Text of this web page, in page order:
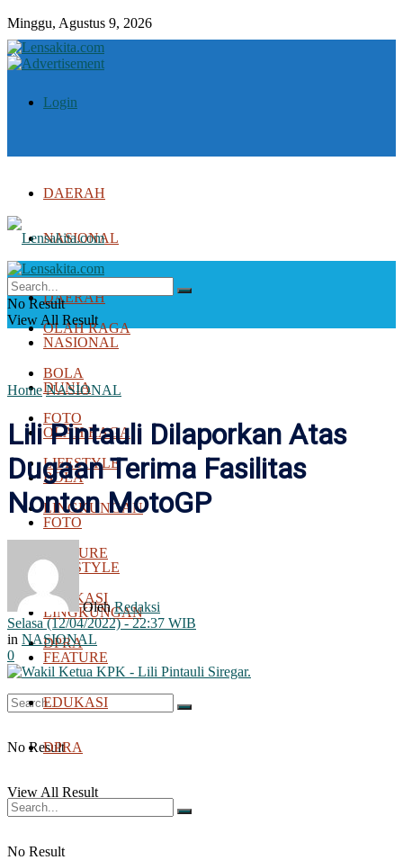
Minggu, Agustus 9, 2026
Login
DAERAH
NASIONAL
DUNIA
OLAH RAGA
BOLA
FOTO
LIFESTYLE
LINGKUNGAN
FEATURE
EDUKASI
DPRA
No Result
View All Result
DAERAH
NASIONAL
DUNIA
OLAH RAGA
BOLA
FOTO
LIFESTYLE
LINGKUNGAN
FEATURE
EDUKASI
DPRA
No Result
No Result
View All Result
Home NASIONAL
Lili Pintauli Dilaporkan Atas
Dugaan Terima Fasilitas
Nonton MotoGP
Oleh Redaksi
Selasa (12/04/2022) - 22:37 WIB
in NASIONAL
0